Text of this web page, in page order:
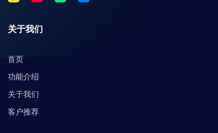
关于我们
首页
功能介绍
关于我们
客户推荐